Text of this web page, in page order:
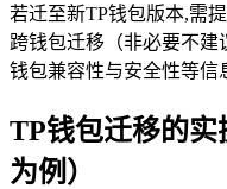
若迁至新TP钱包版本,需
跨钱包迁移（非必要不
钱包兼容性与安全性等信
TP钱包迁移的
为例）